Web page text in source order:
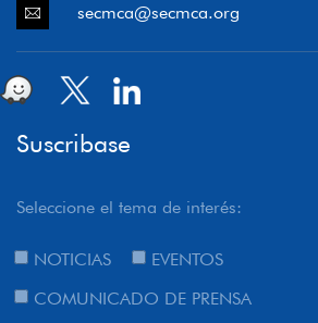
secmca@secmca.org
Suscribase
Seleccione el tema de interés:
NOTICIAS
EVENTOS
COMUNICADO DE PRENSA